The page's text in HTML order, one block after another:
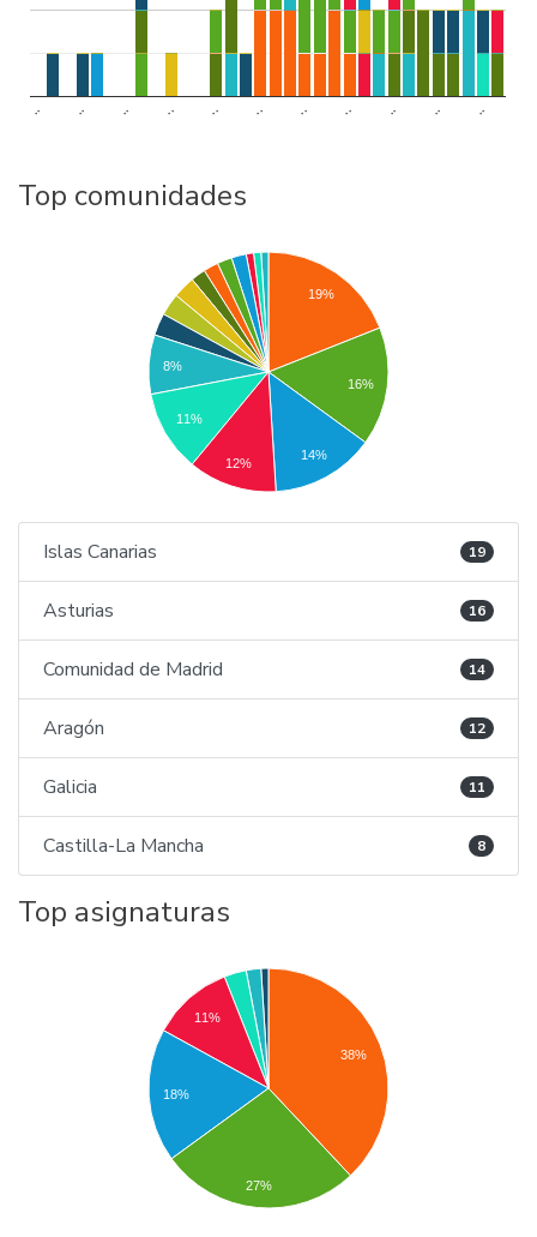
.. .. .. .. .. .. .. .. .. .. ..
Top comunidades
19%
16%
14%
8%
11%
12%
Islas Canarias 19
Asturias 16
Comunidad de Madrid 14
Aragón 12
Galicia 11
Castilla-La Mancha 8
Top asignaturas
38%
11%
18%
27%